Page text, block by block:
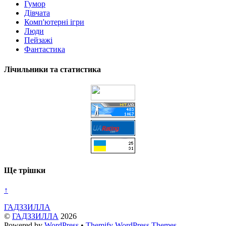
Гумор
Дівчата
Комп'ютерні ігри
Люди
Пейзажі
Фантастика
Лічильники та статистика
Ще трішки
↑
ГАДЗЗИЛЛА
© ГАДЗЗИЛЛА 2026